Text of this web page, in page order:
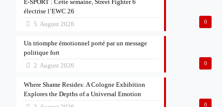
0
E-SPORT : Cette semaine, Street Fighter 6
électrise l’EWC 26
5. August 2026
0
Un triomphe émotionnel porté par un message
politique fort
2. August 2026
0
Where Shame Resides: A Cologne Exhibition
Explores the Depths of a Universal Emotion